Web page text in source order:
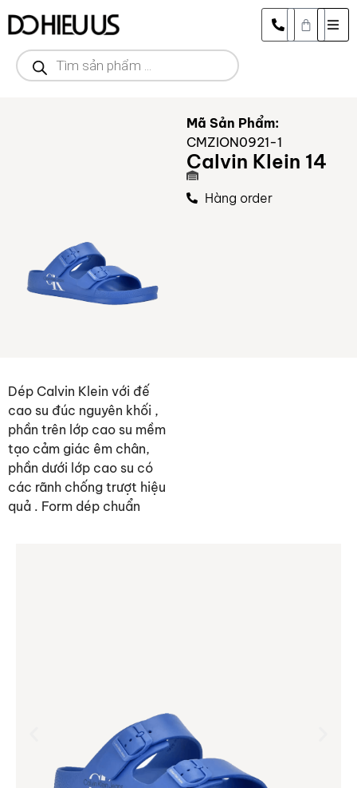
Mã Sản Phẩm:
CMZION0921-1
Calvin Klein 14
Hàng order
Dép Calvin Klein với đế
cao su đúc nguyên khối ,
phần trên lớp cao su mềm
tạo cảm giác êm chân,
phần dưới lớp cao su có
các rãnh chống trượt hiệu
quả . Form dép chuẩn